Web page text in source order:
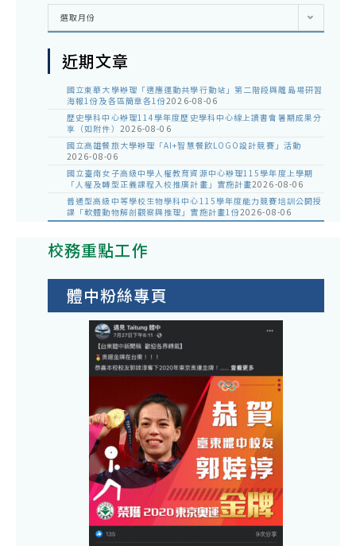
彙
選取月份
近期文章
國立東華大學辦理「適應運動共學行動站」第二階段與離島場研習
海報1份及各區簡章各1份2026-08-06
歷史學科中心辦理114學年度歷史學科中心線上讀書會暑期成果分
享（如附件） 2026-08-06
國立高雄餐旅大學辦理「AI+智慧餐飲LOGO設計競賽」活動
2026-08-06
國立臺南女子高級中學人權教育資源中心辦理115學年度上學期
「人權及轉型正義課程入校推廣計畫」實施計畫2026-08-06
普通型高級中等學校生物學科中心115學年度能力競賽培訓公開授
課「軟體動物解剖觀察與推理」實施計畫1份2026-08-06
校務重點工作
體中粉絲專頁